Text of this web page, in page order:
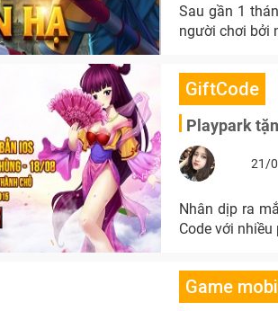
Sau gần 1
người chơi bởi
GiftCode
Playpark
21/
Nhân dịp ra mắt phiên
Code với
Game